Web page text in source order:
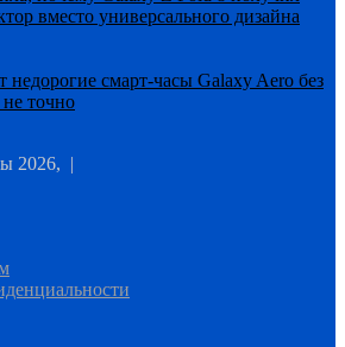
вместо универсального дизайна
недорогие смарт-часы Galaxy Aero без
точно
2026, |